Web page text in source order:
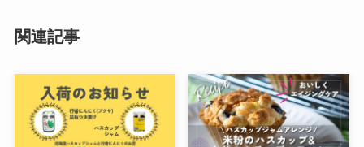
関連記事